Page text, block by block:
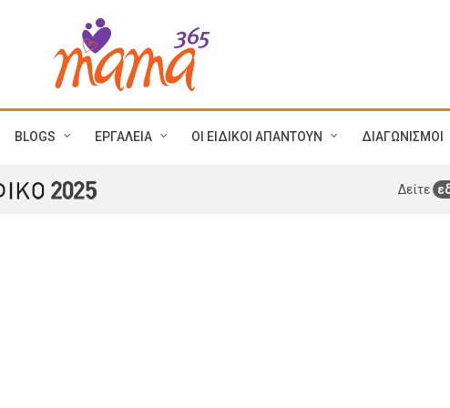
BLOGS ΕΡΓΑΛΕΙΑ ΟΙ ΕΙΔΙΚΟΙ ΑΠΑΝΤΟΥΝ ΔΙΑΓΩΝΙΣΜΟΙ
Δείτε